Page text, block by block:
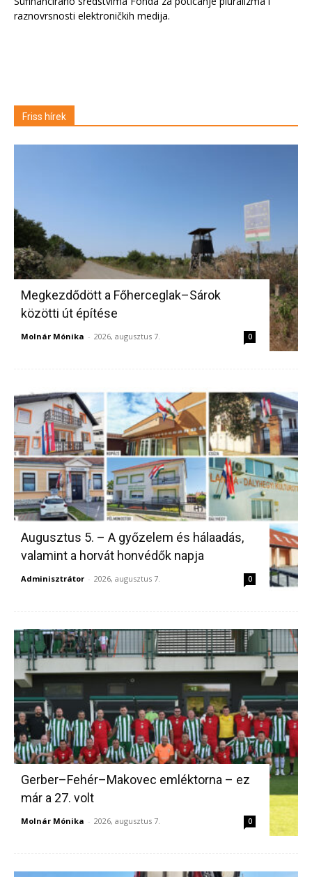
raznovrsnosti elektroničkih medija.
Friss hírek
Megkezdődött a Főherceglak–Sárok
közötti út építése
Molnár Mónika - 2026, augusztus 7. 0
Augusztus 5. – A győzelem és hálaadás,
valamint a horvát honvédők napja
Adminisztrátor - 2026, augusztus 7. 0
Gerber–Fehér–Makovec emléktorna – ez
már a 27. volt
Molnár Mónika - 2026, augusztus 7. 0